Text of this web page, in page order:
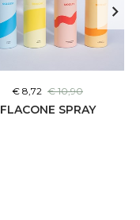
FLACONE SPRAY
€ 8,72 € 10,90